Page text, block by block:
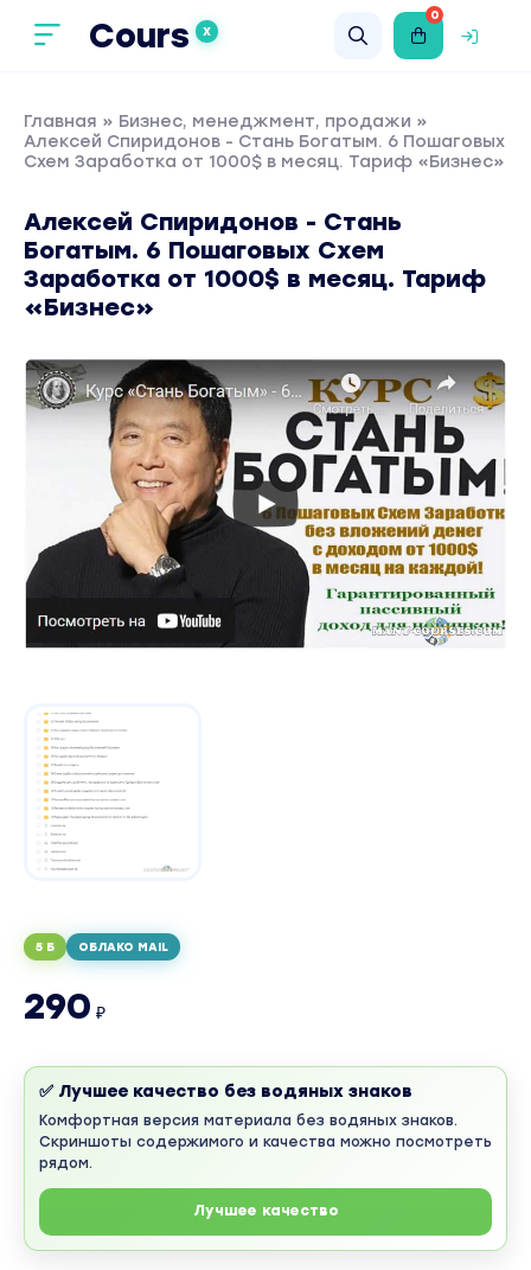
Cours X
0
Главная » Бизнес, менеджмент, продажи »
Алексей Спиридонов - Стань Богатым. 6 Пошаговых
Схем Заработка от 1000$ в месяц. Тариф «Бизнес»
Алексей Спиридонов - Стань
Богатым. 6 Пошаговых Схем
Заработка от 1000$ в месяц. Тариф
«Бизнес»
5 Б ОБЛАКО MAIL
290 ₽
✅ Лучшее качество без водяных знаков
Комфортная версия материала без водяных знаков.
Скриншоты содержимого и качества можно посмотреть
рядом.
Лучшее качество